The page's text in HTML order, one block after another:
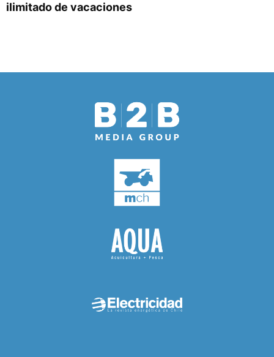
ilimitado de vacaciones